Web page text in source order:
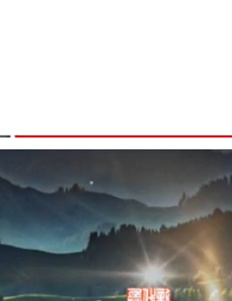
年奔赴康西瓦：